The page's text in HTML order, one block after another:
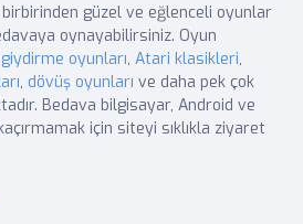
güzel ve eğlenceli oyunlar
oynayabilirsiniz. Oyun
giydirme oyunları, Atari klasikleri,
, dövüş oyunları ve daha pek çok
Bedava bilgisayar, Android ve
için siteyi sıklıkla ziyaret